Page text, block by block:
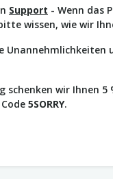
Support - Wenn das
wissen, wie wir
Unannehmlichkeiten
schenken wir Ihnen
5SORRY.